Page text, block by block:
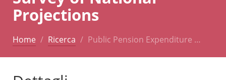
Projections
Home Ricerca Public Pension Expenditure …